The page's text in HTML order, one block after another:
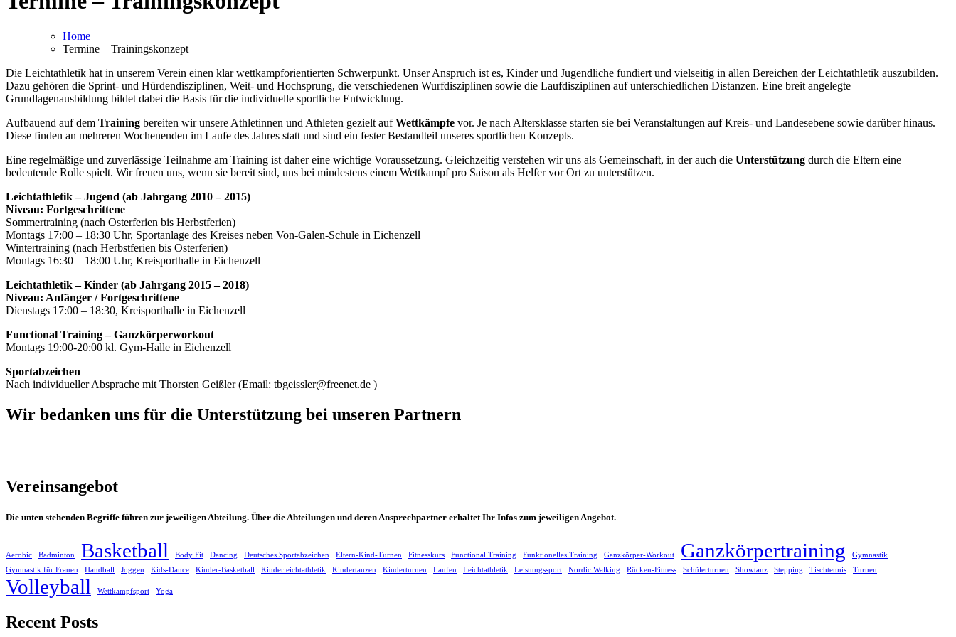
Home
Termine – Trainingskonzept
Die Leichtathletik hat in unserem Verein einen klar wettkampforientierten Schwerpunkt. Unser Anspruch ist es, Kinder und Jugendliche fundiert und vielseitig in allen Bereichen der Leichtathletik auszubilden.
Dazu gehören die Sprint- und Hürdendisziplinen, Weit- und Hochsprung, die verschiedenen Wurfdisziplinen sowie die Laufdisziplinen auf unterschiedlichen Distanzen. Eine breit angelegte
Grundlagenausbildung bildet dabei die Basis für die individuelle sportliche Entwicklung.
Aufbauend auf dem Training bereiten wir unsere Athletinnen und Athleten gezielt aufWettkämpfe vor. Je nach Altersklasse starten sie bei Veranstaltungen auf Kreis- und Landesebene sowie darüber hinaus.
Diese finden an mehreren Wochenenden im Laufe des Jahres statt und sind ein fester Bestandteil unseres sportlichen Konzepts.
Eine regelmäßige und zuverlässige Teilnahme am Training ist daher eine wichtige Voraussetzung. Gleichzeitig verstehen wir uns als Gemeinschaft, in der auch die Unterstützung durch die Eltern eine
bedeutende Rolle spielt. Wir freuen uns, wenn sie bereit sind, uns bei mindestens einem Wettkampf pro Saison als Helfer vor Ort zu unterstützen.
Leichtathletik – Jugend (ab Jahrgang 2010 – 2015)
Niveau: Fortgeschrittene
Sommertraining (nach Osterferien bis Herbstferien)
Montags 17:00 – 18:30 Uhr, Sportanlage des Kreises neben Von-Galen-Schule in Eichenzell
Wintertraining (nach Herbstferien bis Osterferien)
Montags 16:30 – 18:00 Uhr, Kreisporthalle in Eichenzell
Leichtathletik – Kinder (ab Jahrgang 2015 – 2018)
Niveau: Anfänger / Fortgeschrittene
Dienstags 17:00 – 18:30, Kreisporthalle in Eichenzell
Functional Training – Ganzkörperworkout
Montags 19:00-20:00 kl. Gym-Halle in Eichenzell
Sportabzeichen
Nach individueller Absprache mit Thorsten Geißler (Email: tbgeissler@freenet.de )
Wir bedanken uns für die Unterstützung bei unseren Partnern
Vereinsangebot
Die unten stehenden Begriffe führen zur jeweiligen Abteilung. Über die Abteilungen und deren Ansprechpartner erhaltet Ihr Infos zum jeweiligen Angebot.
Aerobic Badminton Basketball Body Fit Dancing Deutsches Sportabzeichen Eltern-Kind-Turnen Fitnesskurs Functional Training Funktionelles Training Ganzkörper-Workout Ganzkörpertraining
Gymnastik
Gymnastik für Frauen
Handball Joggen Kids-Dance Kinder-Basketball Kinderleichtathletik Kindertanzen Kinderturnen Laufen Leichtathletik Leistungssport Nordic Walking Rücken-Fitness Schülerturnen Showtanz Stepping Tischtennis Turnen
Volleyball Wettkampfsport Yoga
Recent Posts